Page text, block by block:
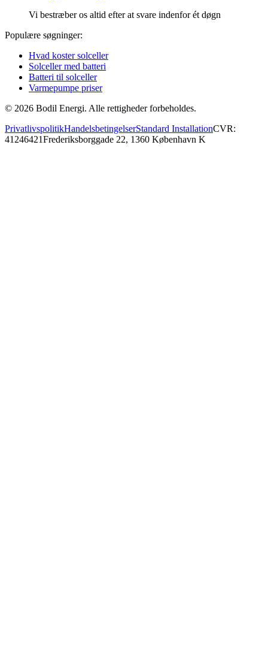
Vi bestræber os altid efter at svare indenfor ét døgn
Populære søgninger:
Hvad koster solceller
Solceller med batteri
Batteri til solceller
Varmepumpe priser
© 2026 Bodil Energi. Alle rettigheder forbeholdes.
PrivatlivspolitikHandelsbetingelserStandard InstallationCVR:
41246421Frederiksborggade 22, 1360 København K